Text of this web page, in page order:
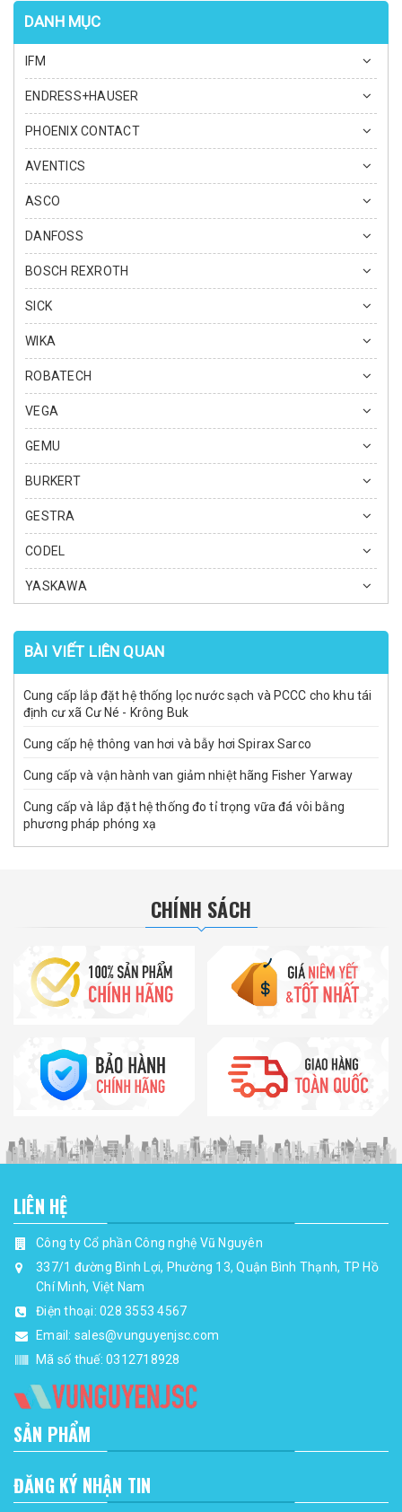
DANH MỤC
IFM
ENDRESS+HAUSER
PHOENIX CONTACT
AVENTICS
ASCO
DANFOSS
BOSCH REXROTH
SICK
WIKA
ROBATECH
VEGA
GEMU
BURKERT
GESTRA
CODEL
YASKAWA
BÀI VIẾT LIÊN QUAN
Cung cấp lắp đặt hệ thống lọc nước sạch và PCCC cho khu tái
định cư xã Cư Né - Krông Buk
Cung cấp hệ thông van hơi và bẫy hơi Spirax Sarco
Cung cấp và vận hành van giảm nhiệt hãng Fisher Yarway
Cung cấp và lắp đặt hệ thống đo tỉ trọng vữa đá vôi bằng
phương pháp phóng xạ
CHÍNH SÁCH
LIÊN HỆ
Công ty Cổ phần Công nghệ Vũ Nguyên
337/1 đường Bình Lợi, Phường 13, Quận Bình Thạnh, TP Hồ
Chí Minh, Việt Nam
Điện thoại: 028 3553 4567
Email: sales@vunguyenjsc.com
Mã số thuế: 0312718928
SẢN PHẨM
ĐĂNG KÝ NHẬN TIN